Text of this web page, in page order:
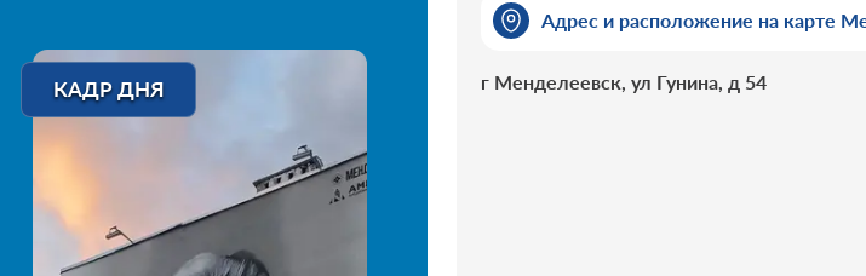
КАДР ДНЯ
Адрес и расположение на карте
г Менделеевск, ул Гунина, д 54